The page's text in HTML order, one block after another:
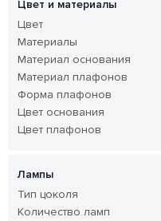
Цвет и материалы
Цвет
Материалы
Материал основания
Материал плафонов
Форма плафонов
Цвет основания
Цвет плафонов
Лампы
Тип цоколя
Количество ламп